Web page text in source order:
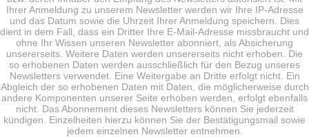
Ihrer Anmeldung zu unserem Newsletter werden wir Ihre IP-Adresse
und das Datum sowie die Uhrzeit Ihrer Anmeldung speichern. Dies
dient in dem Fall, dass ein Dritter Ihre E-Mail-Adresse missbraucht und
ohne Ihr Wissen unseren Newsletter abonniert, als Absicherung
unsererseits. Weitere Daten werden unsererseits nicht erhoben. Die
so erhobenen Daten werden ausschließlich für den Bezug unseres
Newsletters verwendet. Eine Weitergabe an Dritte erfolgt nicht. Ein
Abgleich der so erhobenen Daten mit Daten, die möglicherweise durch
andere Komponenten unserer Seite erhoben werden, erfolgt ebenfalls
nicht. Das Abonnement dieses Newsletters können Sie jederzeit
kündigen. Einzelheiten hierzu können Sie der Bestätigungsmail sowie
jedem einzelnen Newsletter entnehmen.